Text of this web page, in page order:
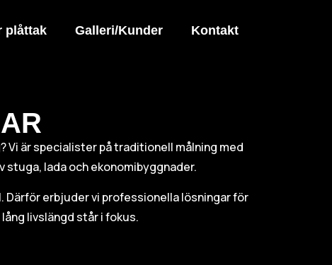
plåttak Galleri/Kunder Kontakt
? Vi är specialister på traditionell målning med
stuga, lada och ekonomibyggnader.
erbjuder vi professionella lösningar för
livslängd står i fokus.